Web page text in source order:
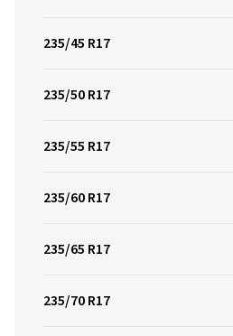
235/45 R17
235/50 R17
235/55 R17
235/60 R17
235/65 R17
235/70 R17